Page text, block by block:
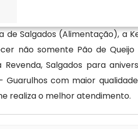
Salgados (Alimentação), a
não somente Pão de Queijo
Salgados para
com maior
realiza o melhor atendimento.